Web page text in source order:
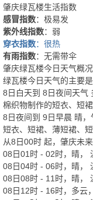
肇庆绿瓦楼生活指数
感冒指数：极易发
紫外线指数：弱
穿衣指数：很热
有雨指数：无需带伞
肇庆绿瓦楼今日天气概况
绿瓦楼今日天气的主要是
8日白天到 8日夜间天气
棉织物制作的短衣、短
8日夜间到 9日早晨 晴
短衣、短裙、薄短裙、
从8日00时 起，肇庆未
08日01时 - 02时，晴，
08日04时 - 06时，晴，
08日08时 - 11时，晴，
08日12时 - 16时，多云